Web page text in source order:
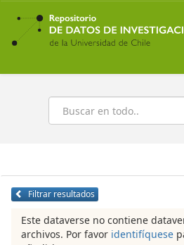
Ir
contenido
principal
Buscar
Filtrar resultados
Este dataverse no contiene
archivos. Por favor identifíquese